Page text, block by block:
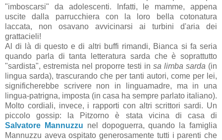
"imboscarsi" da adolescenti. Infatti, le mamme, appena
uscite dalla parrucchiera con la loro bella cotonatura
laccata, non osavano avvicinarsi ai turbini d'aria dei
grattacieli!
Al di là di questo e di altri buffi rimandi, Bianca si fa seria
quando parla di tanta letteratura sarda che è soprattutto
"sardista", estremista nel proporre testi in sa limba sarda (in
lingua sarda), trascurando che per tanti autori, come per lei,
significherebbe scrivere non in linguamadre, ma in una
lingua-patrigna, imposta (in casa ha sempre parlato italiano).
Molto cordiali, invece, i rapporti con altri scrittori sardi. Un
piccolo gossip: la Pitzorno è stata vicina di casa di
Salvatore Mannuzzu nel dopoguerra, quando la famiglia
Mannuzzu aveva ospitato generosamente tutti i parenti che